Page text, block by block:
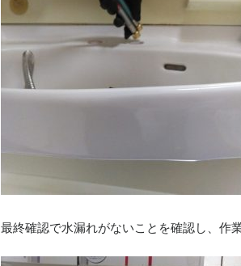
最終確認で水漏れがないことを確認し、作